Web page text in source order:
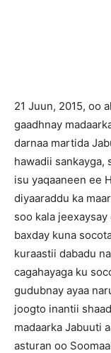
21 Juun, 2015, oo
gaadhnay
darnaa martida
hawadii sankayga,
isu yaqaaneen ee
diyaaraddu ka
soo kala
baxday kuna
kuraastii dabadu
cagahayaga ku
gudubnay ayaa
joogto inantii
madaarka Jabuuti
asturan oo